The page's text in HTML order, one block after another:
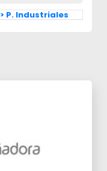
> P. Industriales